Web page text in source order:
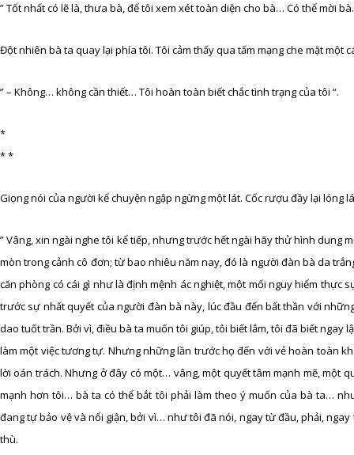
” Tốt nhất có lẽ là, thưa bà, để tôi xem xét toàn diện cho bà… Có thể mời
Đột nhiên bà ta quay lại phía tôi. Tôi cảm thấy qua tấm mạng che mặt một
” – Không… không cần thiết… Tôi hoàn toàn biết chắc tình trạng của tôi “.
*
* *
Giọng nói của người kể chuyện ngập ngừng một lát. Cốc rượu đầy lại lóng
” Vâng, xin ngài nghe tôi kể tiếp, nhưng trước hết ngài hãy thử hình
mòn trong cảnh cô đơn; từ bao nhiêu năm nay, đó là người đàn bà da
căn phòng có cái gì như là định mệnh ác nghiệt, một mối nguy hiểm thực
trước sự nhất quyết của người đàn bà này, lúc đầu đến bất thần với
dao tuốt trần. Bởi vì, điều bà ta muốn tôi giúp, tôi biết lắm, tôi đã biết
làm một việc tương tự. Nhưng những lần trước họ đến với vẻ hoàn toàn
lời oán trách. Nhưng ở đây có một… vâng, một quyết tâm mạnh mẽ, một
mạnh hơn tôi… bà ta có thể bắt tôi phải làm theo ý muốn của bà ta…
đang tự bảo vệ và nổi giận, bởi vì… như tôi đã nói, ngay từ đầu, phải,
thù.